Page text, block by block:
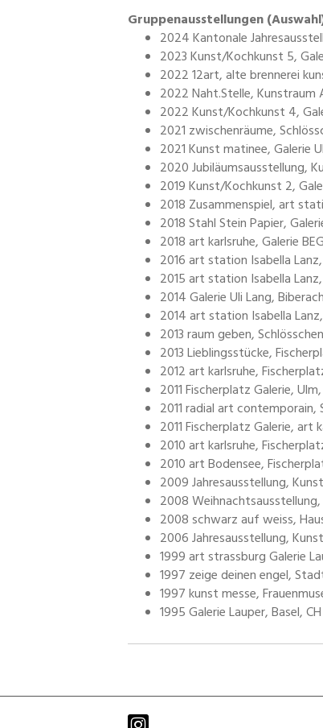
Gruppenausstellungen
2024 Kantonale
2023 Kunst/Kochkunst 5,
2022 12art, alte brennerei
2022 Naht.Stelle, Kunstraum
2022 Kunst/Kochkunst 4,
2021 zwischenräume,
2021 Kunst matinee, Galerie
2020 Jubiläumsausstellung,
2019 Kunst/Kochkunst 2,
2018 Zusammenspiel, art
2018 Stahl Stein Papier,
2018 art karlsruhe, Galerie
2016 art station Isabella
2015 art station Isabella
2014 Galerie Uli Lang,
2014 art station Isabella
2013 raum geben,
2013 Lieblingsstücke,
2012 art karlsruhe,
2011 Fischerplatz Galerie,
2011 radial art contemporain,
2011 Fischerplatz Galerie, art
2010 art karlsruhe,
2010 art Bodensee,
2009 Jahresausstellung,
2008
2008 schwarz auf weiss,
2006 Jahresausstellung,
1999 art strassburg Galerie
1997 zeige deinen engel,
1997 kunst messe,
1995 Galerie Lauper, Basel, CH